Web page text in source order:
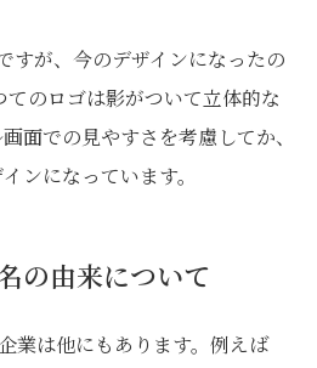
すが、今のデザインになったの
のロゴは影がついて立体的な
面での見やすさを考慮してか、
ンになっています。
の由来について
業は他にもあります。例えば